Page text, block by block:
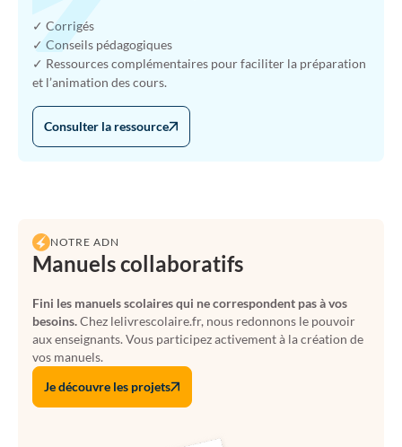
✓ Corrigés
✓ Conseils pédagogiques
✓ Ressources complémentaires pour faciliter la préparation
et l’animation des cours.
Consulter la ressource
NOTRE ADN
Manuels collaboratifs
Fini les manuels scolaires qui ne correspondent pas à vos
besoins.Chez lelivrescolaire.fr, nous redonnons le pouvoir
aux enseignants. Vous participez activement à la création de
vos manuels.
Je découvre les projets